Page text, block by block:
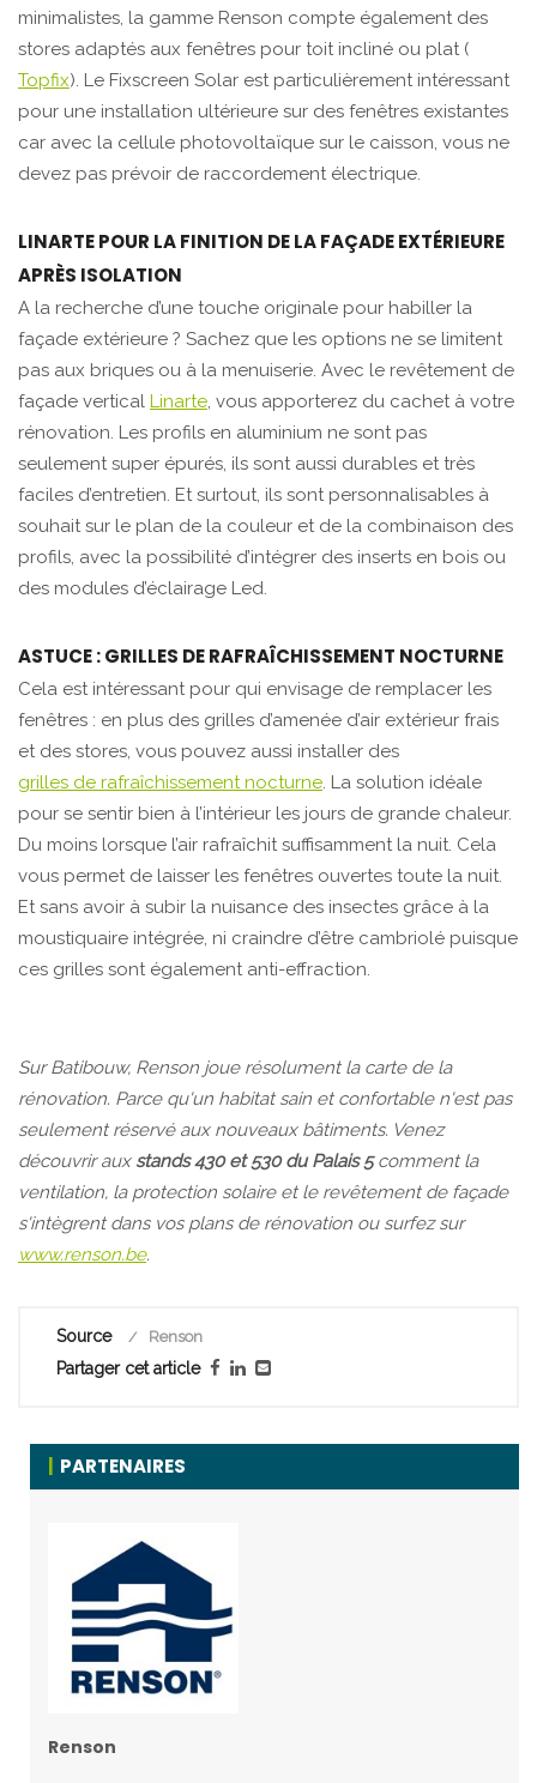
minimalistes, la gamme Renson compte également des
stores adaptés aux fenêtres pour toit incliné ou plat (
Topfix). Le Fixscreen Solar est particulièrement intéressant
pour une installation ultérieure sur des fenêtres existantes
car avec la cellule photovoltaïque sur le caisson, vous ne
devez pas prévoir de raccordement électrique.
LINARTE POUR LA FINITION DE LA FAÇADE EXTÉRIEURE
APRÈS ISOLATION
A la recherche d’une touche originale pour habiller la
façade extérieure ? Sachez que les options ne se limitent
pas aux briques ou à la menuiserie. Avec le revêtement de
façade vertical Linarte, vous apporterez du cachet à votre
rénovation. Les profils en aluminium ne sont pas
seulement super épurés, ils sont aussi durables et très
faciles d’entretien. Et surtout, ils sont personnalisables à
souhait sur le plan de la couleur et de la combinaison des
profils, avec la possibilité d’intégrer des inserts en bois ou
des modules d’éclairage Led.
ASTUCE : GRILLES DE RAFRAÎCHISSEMENT NOCTURNE
Cela est intéressant pour qui envisage de remplacer les
fenêtres : en plus des grilles d’amenée d’air extérieur frais
et des stores, vous pouvez aussi installer des
grilles de rafraîchissement nocturne. La solution idéale
pour se sentir bien à l’intérieur les jours de grande chaleur.
Du moins lorsque l’air rafraîchit suffisamment la nuit. Cela
vous permet de laisser les fenêtres ouvertes toute la nuit.
Et sans avoir à subir la nuisance des insectes grâce à la
moustiquaire intégrée, ni craindre d’être cambriolé puisque
ces grilles sont également anti-effraction.
Sur Batibouw, Renson joue résolument la carte de la
rénovation. Parce qu'un habitat sain et confortable n'est pas
seulement réservé aux nouveaux bâtiments. Venez
découvrir aux stands 430 et 530 du Palais 5comment la
ventilation, la protection solaire et le revêtement de façade
s'intègrent dans vos plans de rénovation ou surfez sur
www.renson.be.
Source Renson
Partager cet article
PARTENAIRES
Renson